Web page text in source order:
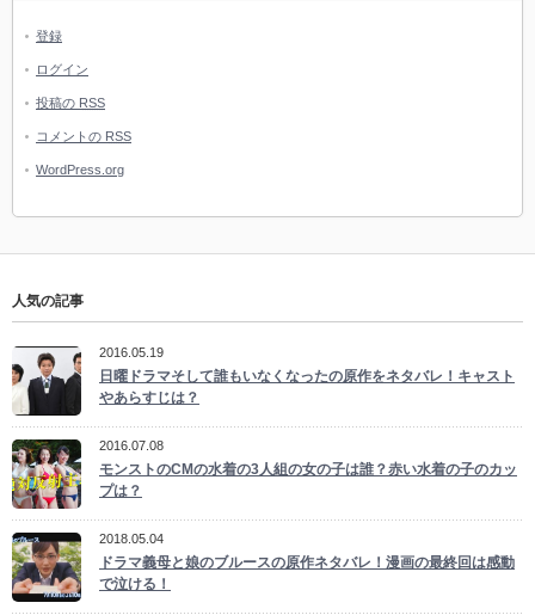
登録
ログイン
投稿の RSS
コメントの RSS
WordPress.org
人気の記事
2016.05.19
日曜ドラマそして誰もいなくなったの原作をネタバレ！キャスト
やあらすじは？
2016.07.08
モンストのCMの水着の3人組の女の子は誰？赤い水着の子のカッ
プは？
2018.05.04
ドラマ義母と娘のブルースの原作ネタバレ！漫画の最終回は感動
で泣ける！